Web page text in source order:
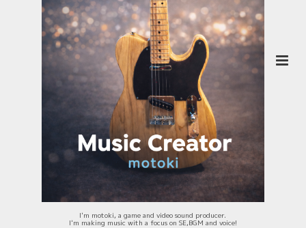
I'm motoki, a game and video sound producer.
I'm making music with a focus on SE,BGM and voice!